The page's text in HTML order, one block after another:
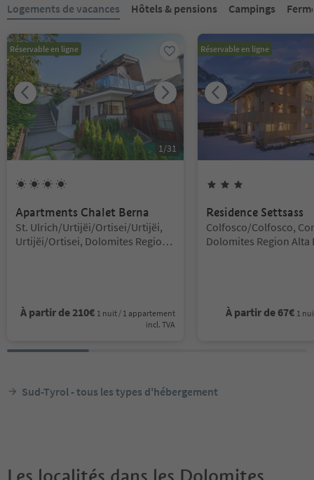
Logements de vacances Hôtels & pensions Campings
Réservable en ligne
1/31
Apartments Chalet Berna
Emplacement:
St. Ulrich/Urtijëi/Ortisei/Urtijëi,
Urtijëi/Ortisei, Dolomites Region
À partir de 210€ 1 nuit / 1 appartement
incl. TVA
Réservable en ligne
Residence Settsass
Emplacement:
Colfosco/Colfosco,
Dolomites Region Alta
À partir de 67€ 1
Sud-Tyrol - tous les types d'hébergement
Les localités dans les Dolomites